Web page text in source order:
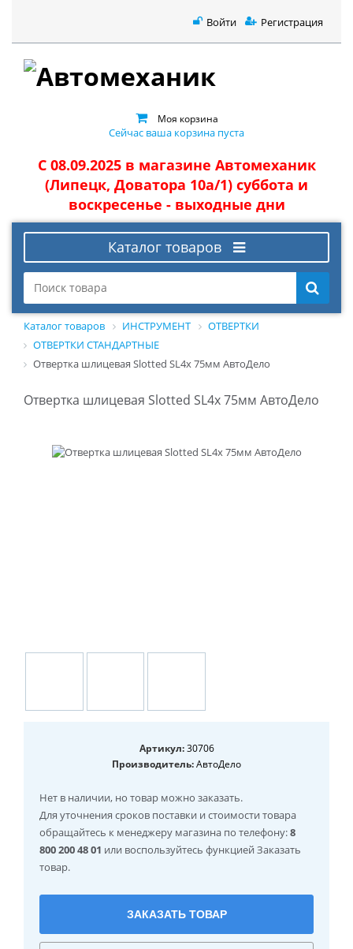
Войти Регистрация
Моя корзина
Сейчас ваша корзина пуста
С 08.09.2025 в магазине Автомеханик
(Липецк, Доватора 10а/1) суббота и
воскресенье - выходные дни
Каталог товаров
Каталог товаров ИНСТРУМЕНТ
ОТВЕРТКИ
ОТВЕРТКИ СТАНДАРТНЫЕ
Отвертка шлицевая Slotted SL4х 75мм АвтоДело
Отвертка шлицевая Slotted SL4х 75мм АвтоДело
Артикул:30706
Производитель:АвтоДело
Нет в наличии, но товар можно заказать.
Для уточнения сроков поставки и стоимости товара
обращайтесь к менеджеру магазина по телефону:8
800 200 48 01 или воспользуйтесь функцией Заказать
товар.
ЗАКАЗАТЬ ТОВАР